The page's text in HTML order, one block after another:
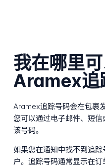
我在哪里
Aramex追
Aramex追踪号码会在包裹
您可以通过电子邮件、短
该号码。
如果您在通知中找不到追
户。追踪号码通常显示在